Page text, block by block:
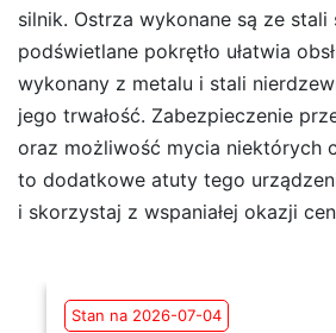
silnik. Ostrza wykonane są ze stali
podświetlane pokrętło ułatwia
wykonany z metalu i stali
jego trwałość. Zabezpieczenie
oraz możliwość mycia niektórych
to dodatkowe atuty tego
i skorzystaj z wspaniałej okazji
Stan na 2026-07-04